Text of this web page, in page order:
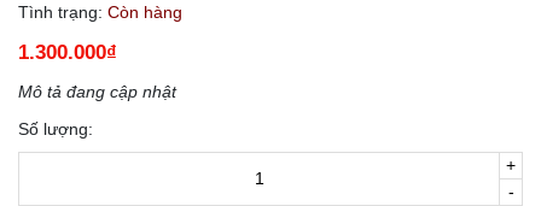
Tình trạng: Còn hàng
1.300.000₫
Mô tả đang cập nhật
Số lượng:
-
+